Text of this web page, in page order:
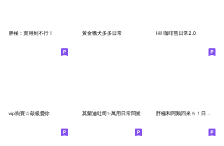
胖極：實用到不行！ 黃金獵犬多多日常 Hi! 咖啡熊日常2.0
vip狗寶☆敲級愛你 莫蘭迪吐司✨萬用日常問候 胖極和阿鵝回來ㄌ！日常篇